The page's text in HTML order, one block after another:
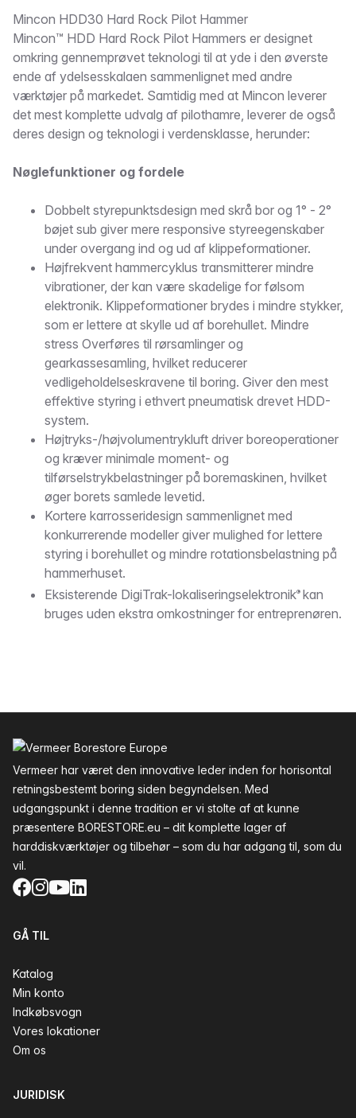
Beskrivelse
Mincon HDD30 Hard Rock Pilot Hammer
Mincon™ HDD Hard Rock Pilot Hammers er designet
omkring gennemprøvet teknologi til at yde i den øverste
ende af ydelsesskalaen sammenlignet med andre
værktøjer på markedet. Samtidig med at Mincon leverer
det mest komplette udvalg af pilothamre, leverer de også
deres design og teknologi i verdensklasse, herunder:
Nøglefunktioner og fordele
Dobbelt styrepunktsdesign med skrå bor og 1° - 2°
bøjet sub giver mere responsive styreegenskaber
under overgang ind og ud af klippeformationer.
Højfrekvent hammercyklus transmitterer mindre
vibrationer, der kan være skadelige for følsom
elektronik. Klippeformationer brydes i mindre stykker,
som er lettere at skylle ud af borehullet. Mindre
stress Overføres til rørsamlinger og
gearkassesamling, hvilket reducerer
vedligeholdelseskravene til boring. Giver den mest
effektive styring i ethvert pneumatisk drevet HDD-
system.
Højtryks-/højvolumentrykluft driver boreoperationer
og kræver minimale moment- og
tilførselstrykbelastninger på boremaskinen, hvilket
øger borets samlede levetid.
Kortere karrosseridesign sammenlignet med
konkurrerende modeller giver mulighed for lettere
styring i borehullet og mindre rotationsbelastning på
hammerhuset.
Eksisterende DigiTrak-lokaliseringselektronik® kan
bruges uden ekstra omkostninger for entreprenøren.
Vermeer har været den innovative leder inden for horisontal
retningsbestemt boring siden begyndelsen. Med
udgangspunkt i denne tradition er vi stolte af at kunne
præsentere BORESTORE.eu – dit komplette lager af
harddiskværktøjer og tilbehør – som du har adgang til, som du
vil.
Facebook
Instagram
YouTube
LinkedIn
GÅ TIL
Katalog
Min konto
Indkøbsvogn
Vores lokationer
Om os
JURIDISK